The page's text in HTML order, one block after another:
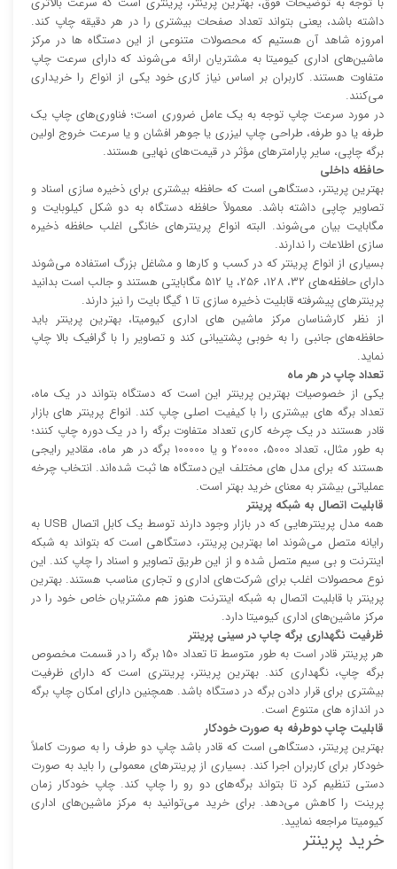
داشته باشد، یعنی بتواند تعداد صفحات بیشتری را در هر دقیقه چاپ کند.
امروزه شاهد آن هستیم که محصولات متنوعی از این دستگاه ها در مرکز
ماشین‌های اداری کیومیتا به مشتریان ارائه می‌شوند که دارای سرعت چاپ
متفاوت هستند. کاربران بر اساس نیاز کاری خود یکی از انواع را خریداری
می‌کنند.
در مورد سرعت چاپ توجه به یک عامل ضروری است؛ فناوری‌های چاپ یک
طرفه یا دو طرفه، طراحی چاپ لیزری یا جوهر افشان و یا سرعت خروج اولین
برگه چاپی، سایر پارامتر‌های مؤثر در قیمت‌های نهایی هستند.
حافظه داخلی
بهترین پرینتر، دستگاهی است که حافظه بیشتری برای ذخیره سازی اسناد و
تصاویر چاپی داشته باشد. معمولاً حافظه دستگاه به دو شکل کیلوبایت و
مگابایت بیان می‌شوند. البته انواع پرینتر‌های خانگی اغلب حافظه ذخیره
سازی اطلاعات را ندارند.
بسیاری از انواع پرینتر که در کسب و کار‌ها و مشاغل بزرگ استفاده می‌شوند
دارای حافظه‌های 32، 128، 256، یا 512 مگابایتی هستند و جالب است بدانید
پرینتر‌های پیشرفته قابلیت ذخیره سازی تا 1 گیگا بایت را نیز دارند.
از نظر کارشناسان مرکز ماشین های اداری کیومیتا، بهترین پرینتر باید
حافظه‌های جانبی را به خوبی پشتیبانی کند و تصاویر را با گرافیک بالا چاپ
نماید.
تعداد چاپ در هر ماه
یکی از خصوصیات بهترین پرینتر این است که دستگاه بتواند در یک ماه،
تعداد برگه های بیشتری را با کیفیت اصلی چاپ کند. انواع پرینتر های بازار
قادر هستند در یک چرخه کاری تعداد متفاوت برگه را در یک دوره چاپ کنند؛
به طور مثال، تعداد 5000، 20000 و یا 100000 برگه در هر ماه، مقادیر رایجی
هستند که برای مدل های مختلف این دستگاه ها ثبت شده‌اند. انتخاب چرخه
عملیاتی بیشتر به معنای خرید بهتر است.
قابلیت اتصال به شبکه پرینتر
همه مدل پرینتر‌هایی که در بازار وجود دارند توسط یک کابل اتصال USB به
رایانه متصل می‌شوند اما بهترین پرینتر، دستگاهی است که بتواند به شبکه
اینترنت و بی سیم متصل شده و از این طریق تصاویر و اسناد را چاپ کند. این
نوع محصولات اغلب برای شرکت‌های اداری و تجاری مناسب هستند. بهترین
پرینتر با قابلیت اتصال به شبکه اینترنت هنوز هم مشتریان خاص خود را در
مرکز ماشین‌های اداری کیومیتا دارد.
ظرفیت نگهداری برگه چاپ در سینی پرینتر
هر پرینتر قادر است به طور متوسط تا تعداد 150 برگه را در قسمت مخصوص
برگه چاپ، نگهداری کند. بهترین پرینتر، پرینتری است که دارای ظرفیت
بیشتری برای قرار دادن برگه در دستگاه باشد. همچنین دارای امکان چاپ برگه
در اندازه های متنوع است.
قابلیت چاپ دوطرفه به صورت خودکار
بهترین پرینتر، دستگاهی است که قادر باشد چاپ دو طرف را به صورت کاملاً
خودکار برای کاربران اجرا کند. بسیاری از پرینتر‌های معمولی را باید به صورت
دستی تنظیم کرد تا بتواند برگه‌های دو رو را چاپ کند. چاپ خودکار زمان
پرینت را کاهش می‌دهد. برای خرید می‌توانید به مرکز ماشین‌های اداری
کیومیتا مراجعه نمایید.
خرید پرینتر